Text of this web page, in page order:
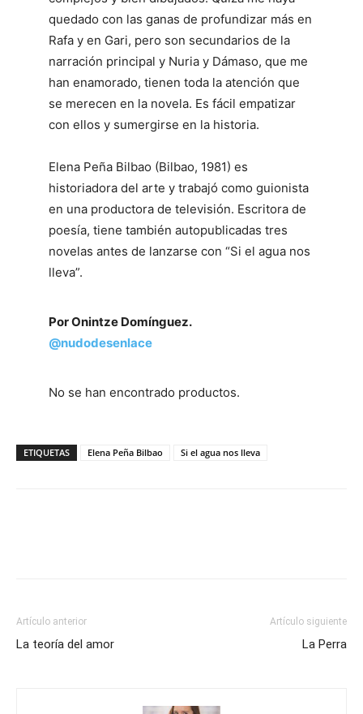
quedado con las ganas de profundizar más en
Rafa y en Gari, pero son secundarios de la
narración principal y Nuria y Dámaso, que me
han enamorado, tienen toda la atención que
se merecen en la novela. Es fácil empatizar
con ellos y sumergirse en la historia.
Elena Peña Bilbao (Bilbao, 1981) es
historiadora del arte y trabajó como guionista
en una productora de televisión. Escritora de
poesía, tiene también autopublicadas tres
novelas antes de lanzarse con “Si el agua nos
lleva”.
Por Onintze Domínguez.
@nudodesenlace
No se han encontrado productos.
ETIQUETAS Elena Peña Bilbao Si el agua nos lleva
Artículo anterior
La teoría del amor
Artículo siguiente
La Perra